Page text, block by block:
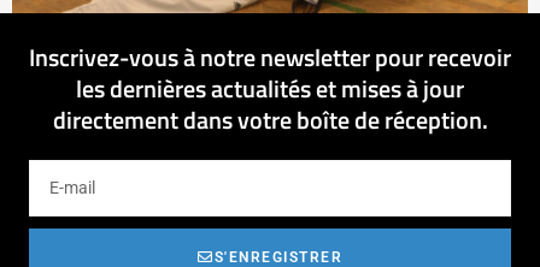
Inscrivez-vous à notre newsletter pour recevoir
les dernières actualités et mises à jour
directement dans votre boîte de réception.
S'ENREGISTRER